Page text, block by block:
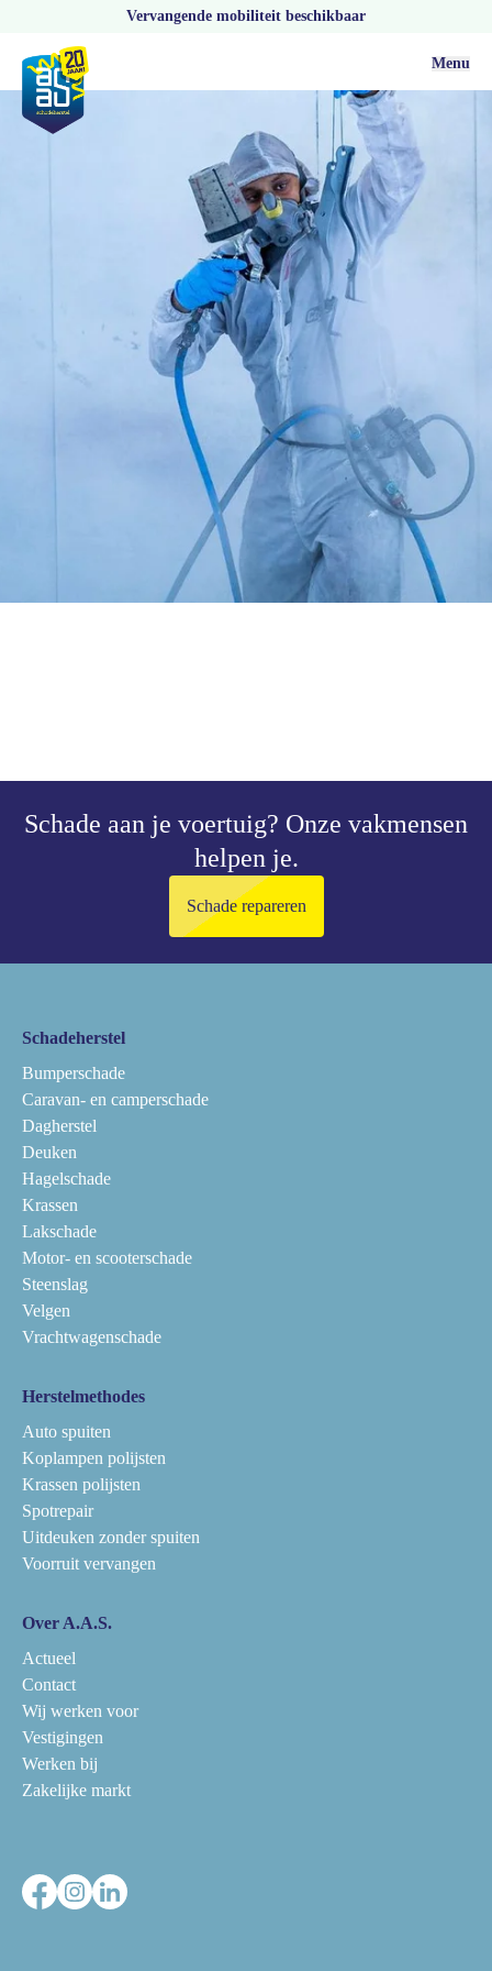
Vervangende mobiliteit beschikbaar
Menu
Schade aan je voertuig? Onze vakmensen
helpen je.
Schade repareren
Schadeherstel
Bumperschade
Caravan- en camperschade
Dagherstel
Deuken
Hagelschade
Krassen
Lakschade
Motor- en scooterschade
Steenslag
Velgen
Vrachtwagenschade
Herstelmethodes
Auto spuiten
Koplampen polijsten
Krassen polijsten
Spotrepair
Uitdeuken zonder spuiten
Voorruit vervangen
Over A.A.S.
Actueel
Contact
Wij werken voor
Vestigingen
Werken bij
Zakelijke markt